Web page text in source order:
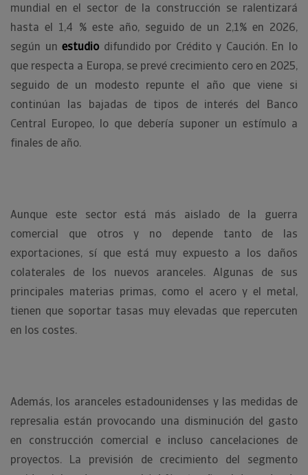
mundial en el sector de la construcción se ralentizará
hasta el 1,4 % este año, seguido de un 2,1% en 2026,
según unestudio difundido por Crédito y Caución. En lo
que respecta a Europa, se prevé crecimiento cero en 2025,
seguido de un modesto repunte el año que viene si
continúan las bajadas de tipos de interés del Banco
Central Europeo, lo que debería suponer un estímulo a
finales de año.
Aunque este sector está más aislado de la guerra
comercial que otros y no depende tanto de las
exportaciones, sí que está muy expuesto a los daños
colaterales de los nuevos aranceles. Algunas de sus
principales materias primas, como el acero y el metal,
tienen que soportar tasas muy elevadas que repercuten
en los costes.
Además, los aranceles estadounidenses y las medidas de
represalia están provocando una disminución del gasto
en construcción comercial e incluso cancelaciones de
proyectos. La previsión de crecimiento del segmento